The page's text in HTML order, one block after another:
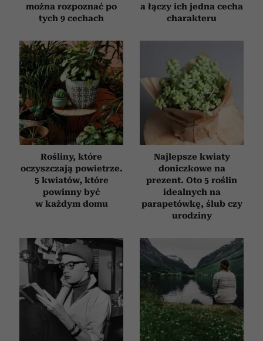
można rozpoznać po
tych 9 cechach
a łączy ich jedna cecha
charakteru
Rośliny, które
oczyszczają powietrze.
5 kwiatów, które
powinny być
w każdym domu
Najlepsze kwiaty
doniczkowe na
prezent. Oto 5 roślin
idealnych na
parapetówkę, ślub czy
urodziny